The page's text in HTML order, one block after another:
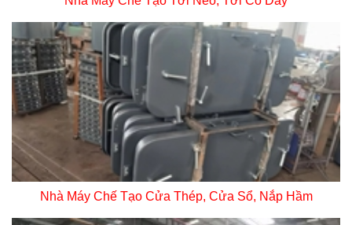
Nhà Máy Chế Tạo Cửa Thép, Cửa Sổ, Nắp Hầm